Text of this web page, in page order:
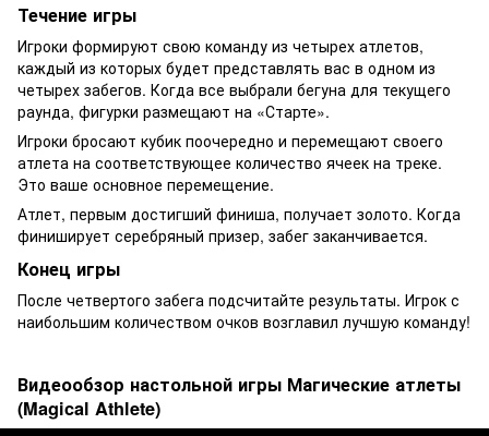
Течение игры
Игроки формируют свою команду из четырех атлетов,
каждый из которых будет представлять вас в одном из
четырех забегов. Когда все выбрали бегуна для текущего
раунда, фигурки размещают на «Старте».
Игроки бросают кубик поочередно и перемещают своего
атлета на соответствующее количество ячеек на треке.
Это ваше основное перемещение.
Атлет, первым достигший финиша, получает золото. Когда
финиширует серебряный призер, забег заканчивается.
Конец игры
После четвертого забега подсчитайте результаты. Игрок с
наибольшим количеством очков возглавил лучшую команду!
Видеообзор настольной игры Магические атлеты
(Magical Athlete)